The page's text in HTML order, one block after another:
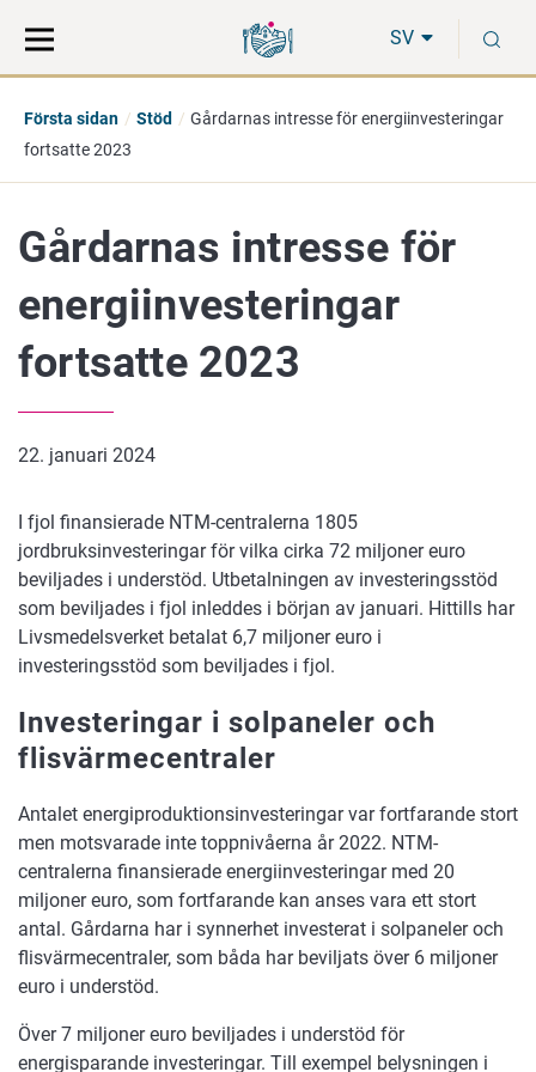
direkt
till
på
hela
SV
Första sidan Stöd
Gårdarnas intresse för energiinvesteringar
fortsatte 2023
Gårdarnas intresse för
energiinvesteringar
fortsatte 2023
22. januari 2024
I fjol finansierade NTM-centralerna 1805
jordbruksinvesteringar för vilka cirka 72 miljoner euro
beviljades i understöd. Utbetalningen av investeringsstöd
som beviljades i fjol inleddes i början av januari. Hittills har
Livsmedelsverket betalat 6,7 miljoner euro i
investeringsstöd som beviljades i fjol.
Investeringar i solpaneler och
flisvärmecentraler
Antalet energiproduktionsinvesteringar var fortfarande stort
men motsvarade inte toppnivåerna år 2022. NTM-
centralerna finansierade energiinvesteringar med 20
miljoner euro, som fortfarande kan anses vara ett stort
antal. Gårdarna har i synnerhet investerat i solpaneler och
flisvärmecentraler, som båda har beviljats över 6 miljoner
euro i understöd.
Över 7 miljoner euro beviljades i understöd för
energisparande investeringar. Till exempel belysningen i